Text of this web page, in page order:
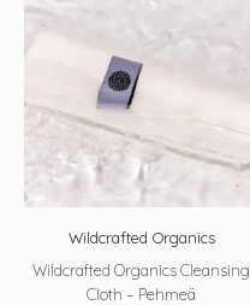
Wildcrafted Organics
Wildcrafted Organics Cleansing
Cloth – Pehmeä